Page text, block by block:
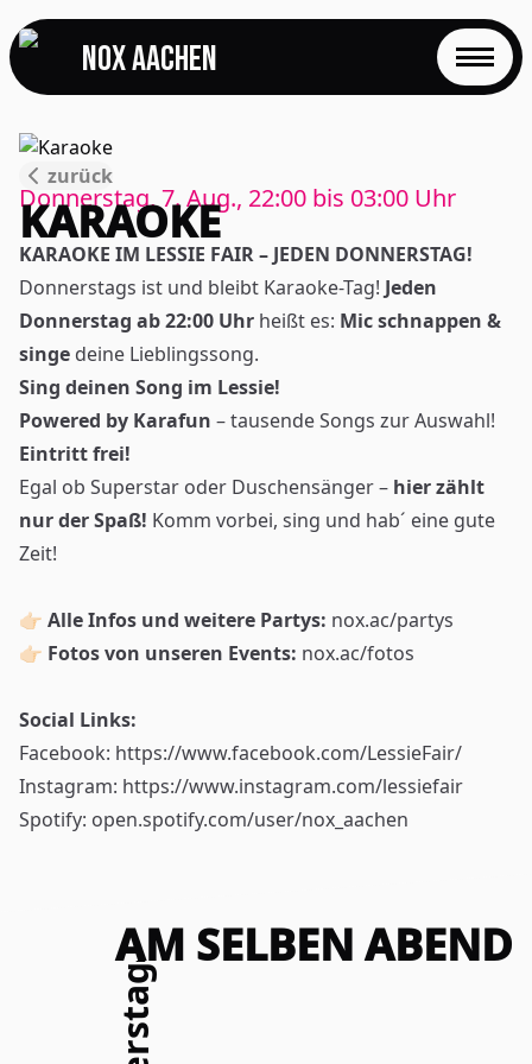
NOX Aachen
EVENTS
FOTOS
EVENTLOCATION
FAQS
RESERVIERUNG
JOBS
zurück
Donnerstag, 7. Aug., 22:00 bis 03:00 Uhr
KARAOKE
KARAOKE IM LESSIE FAIR – JEDEN DONNERSTAG!
Donnerstags ist und bleibt Karaoke-Tag! Jeden
Donnerstag ab 22:00 Uhr heißt es: Mic schnappen &
singe deine Lieblingssong.
Sing deinen Song im Lessie!
Powered by Karafun – tausende Songs zur Auswahl!
Eintritt frei!
Egal ob Superstar oder Duschensänger – hier zählt
nur der Spaß! Komm vorbei, sing und hab´ eine gute
Zeit!
👉🏻 Alle Infos und weitere Partys: nox.ac/partys
👉🏻 Fotos von unseren Events: nox.ac/fotos
Social Links:
Facebook: https://www.facebook.com/LessieFair/
Instagram: https://www.instagram.com/lessiefair
Spotify: open.spotify.com/user/nox_aachen
AM SELBEN ABEND